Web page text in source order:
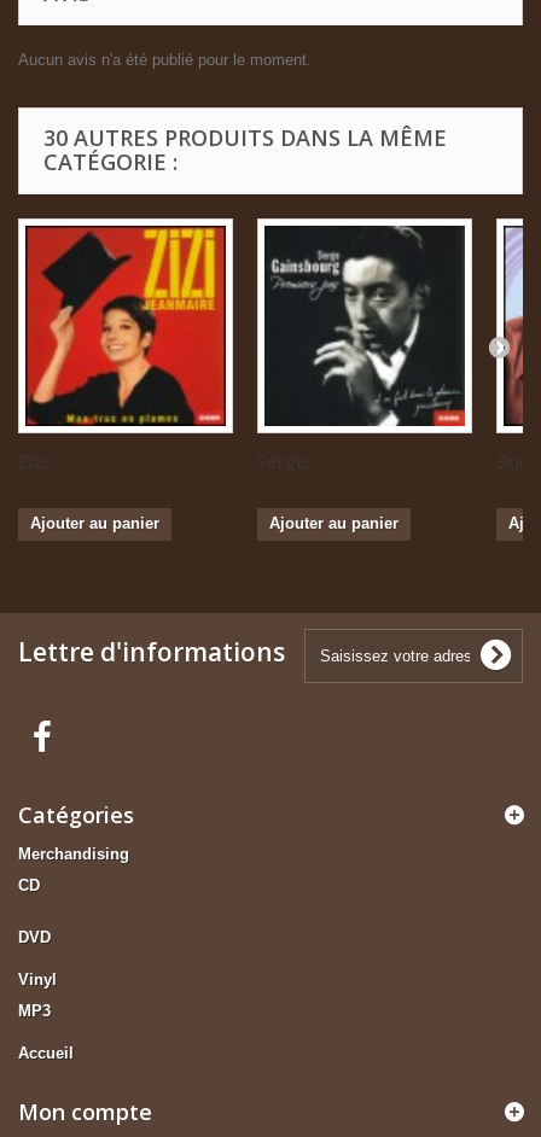
Aucun avis n'a été publié pour le moment.
30 AUTRES PRODUITS DANS LA MÊME
CATÉGORIE :
Zizi...
Ajouter au panier
Serge...
Ajouter au panier
Lettre d'informations
Catégories
Merchandising
CD
DVD
Vinyl
MP3
Accueil
Mon compte